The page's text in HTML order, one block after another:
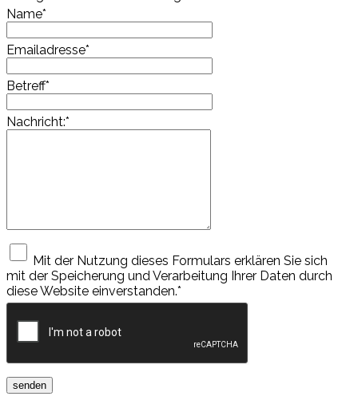
Name*
Emailadresse*
Betreff*
Nachricht:*
Mit der Nutzung dieses Formulars erklären Sie sich
mit der Speicherung und Verarbeitung Ihrer Daten durch
diese Website einverstanden.*